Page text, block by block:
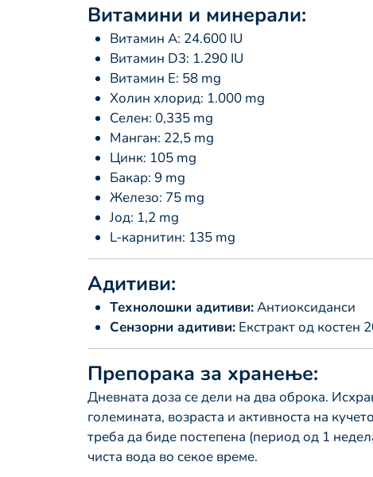
Витамини и минерали:
Витамин А: 24.600 IU
Витамин D3: 1.290 IU
Витамин Е: 58 mg
Холин хлорид: 1.000 mg
Селен: 0,335 mg
Манган: 22,5 mg
Цинк: 105 mg
Бакар: 9 mg
Железо: 75 mg
Јод: 1,2 mg
L-карнитин: 135 mg
Адитиви:
Технолошки адитиви:Антиоксиданси
Сензорни адитиви:Екстракт од костен
Препорака за хранење:
Дневната доза се дели на два оброка.
големината, возраста и активноста на
треба да биде постепена (период од 1
чиста вода во секое време.